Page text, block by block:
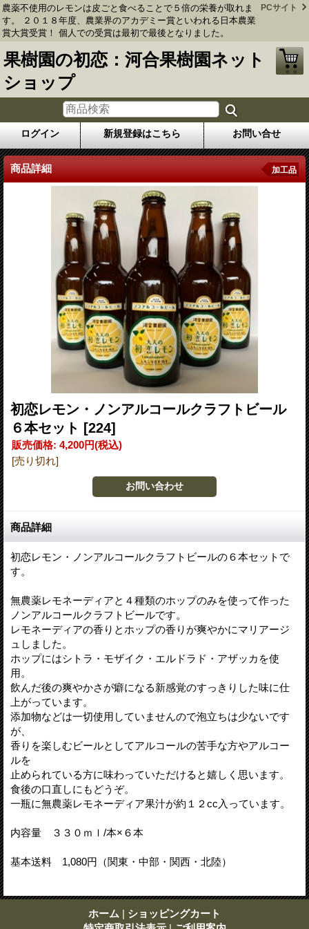
農薬不使用のレモンは皮ごと食べることで５倍の栄養が取れま
す。 ２０１８年度、農業界のアカデミー賞といわれる日本農業
賞大賞受賞！ 個人での受賞は最初で最後となりました。
PCサイト
果樹園の初恋：河合果樹園ネット
ショップ
ログイン 新規登録はこちら お問い合せ
商品詳細 加工品
初恋レモン・ノンアルコールクラフトビール
６本セット [224]
販売価格: 4,200円(税込)
[売り切れ]
商品詳細
初恋レモン・ノンアルコールクラフトビールの６本セットで
す。
無農薬レモネーディアと４種類のホップのみを使って作った
ノンアルコールクラフトビールです。
レモネーディアの香りとホップの香りが爽やかにマリアージ
ュしました。
ホップにはシトラ・モザイク・エルドラド・アザッカを使
用。
飲んだ後の爽やかさが癖になる新感覚のすっきりした味に仕
上がっています。
添加物などは一切使用していませんので泡立ちは少ないです
が、
香りを楽しむビールとしてアルコールの苦手な方やアルコー
ルを
止められている方に味わっていただけると嬉しく思います。
食後の口直しにもどうぞ。
一瓶に無農薬レモネーディア果汁が約１２cc入っています。
内容量 ３３０ｍｌ/本×６本
基本送料 1,080円（関東・中部・関西・北陸）
ホーム | ショッピングカート